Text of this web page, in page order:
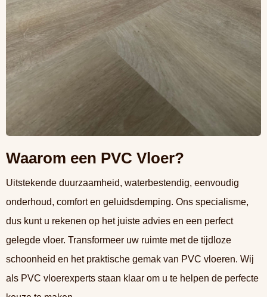
Waarom een PVC Vloer?
Uitstekende duurzaamheid, waterbestendig, eenvoudig
onderhoud, comfort en geluidsdemping. Ons specialisme,
dus kunt u rekenen op het juiste advies en een perfect
gelegde vloer. Transformeer uw ruimte met de tijdloze
schoonheid en het praktische gemak van PVC vloeren. Wij
als PVC vloerexperts staan klaar om u te helpen de perfecte